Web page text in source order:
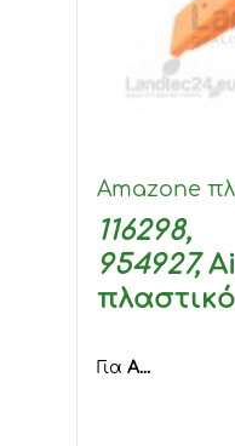
Amazone
116298,
954927,
Για Α...